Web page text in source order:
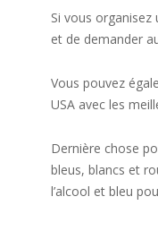
Si vous organisez
et de demander
Vous pouvez
USA avec les
Dernière chose
bleus, blancs et
l’alcool et bleu